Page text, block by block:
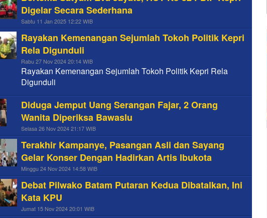
Digelar Secara Sederhana
Sabtu 11 Jan 2025 12:22 WIB
Rayakan Kemenangan Sejumlah Tokoh Politik Kepri
Rela Digunduli
Rabu 27 Nov 2024 20:14 WIB
Rayakan Kemenangan Sejumlah Tokoh Politik Kepri Rela
Digunduli
Diduga Jemput Uang Serangan Fajar, 2 Orang
Wanita Diperiksa Bawaslu
Selasa 26 Nov 2024 21:17 WIB
Terakhir Kampanye, Pasangan Asli dan Sayang
Gelar Konser Dengan Hadirkan Artis Ibukota
Minggu 24 Nov 2024 14:58 WIB
Debat Pilwako Batam Putaran Kedua Dibatalkan, Ini
Kata KPU
Jumat 15 Nov 2024 20:01 WIB